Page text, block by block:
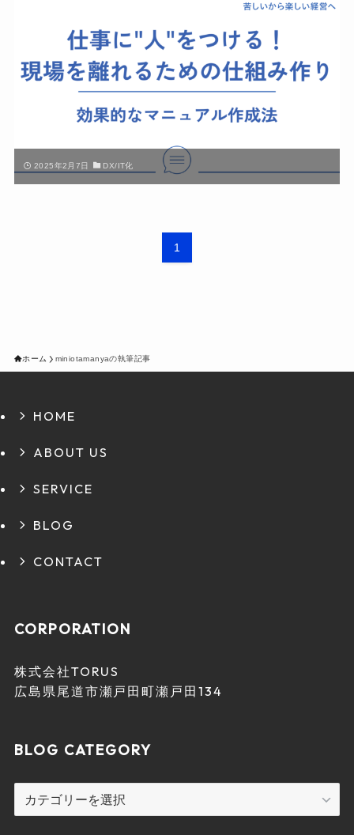
2025年2月7日 DX/IT化
1
ホーム miniotamanyaの執筆記事
HOME
ABOUT US
SERVICE
BLOG
CONTACT
CORPORATION
株式会社TORUS
広島県尾道市瀬戸田町瀬戸田134
BLOG CATEGORY
BLOG
CATEGORY